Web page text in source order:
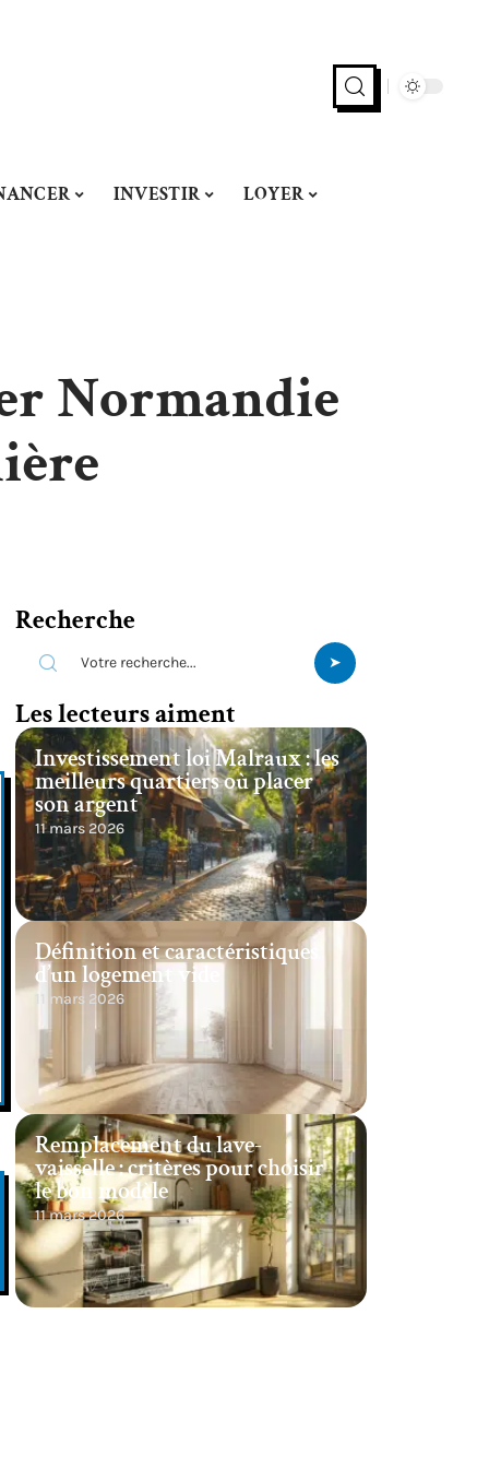
INVESTIR LOYER
Normandie
Recherche
Les lecteurs aiment
Investissement loi Malraux : les
meilleurs quartiers où placer
son argent
11 mars 2026
Définition et caractéristiques
d’un logement vide
11 mars 2026
Remplacement du lave-
vaisselle : critères pour choisir
le bon modèle
11 mars 2026